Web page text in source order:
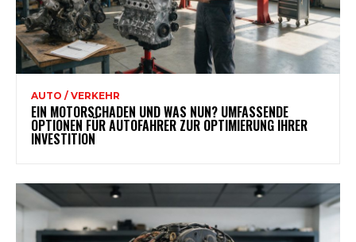
AUTO / VERKEHR
EIN MOTORSCHADEN UND WAS NUN? UMFASSENDE
OPTIONEN FÜR AUTOFAHRER ZUR OPTIMIERUNG IHRER
INVESTITION